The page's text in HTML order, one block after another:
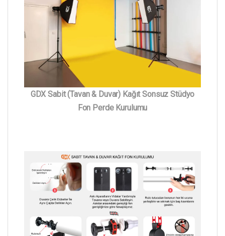
GDX Sabit (Tavan & Duvar) Kağıt Sonsuz Stüdyo
Fon Perde Kurulumu